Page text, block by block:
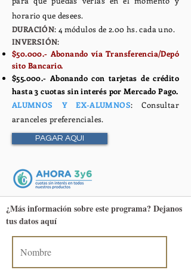
horario que desees.
DURACIÓN: 4 módulos de 2.00 hs. cada uno.
INVERSIÓN:
$50.000.- Abonandovía Transferencia/Depó
sito Bancario.
$55.000.- Abonando con tarjetas de crédito
hasta 3 cuotas sin interés por Mercado Pago.
ALUMNOS Y EX-ALUMNOS: Consultar
aranceles preferenciales.
PAGAR AQUI
¿Más información sobre este programa? Dejanos
tus datos aquí